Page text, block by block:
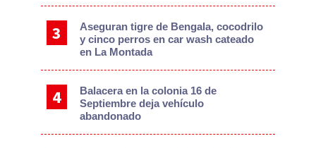
Aseguran tigre de Bengala, cocodrilo
y cinco perros en car wash cateado
en La Montada
Balacera en la colonia 16 de
Septiembre deja vehículo
abandonado